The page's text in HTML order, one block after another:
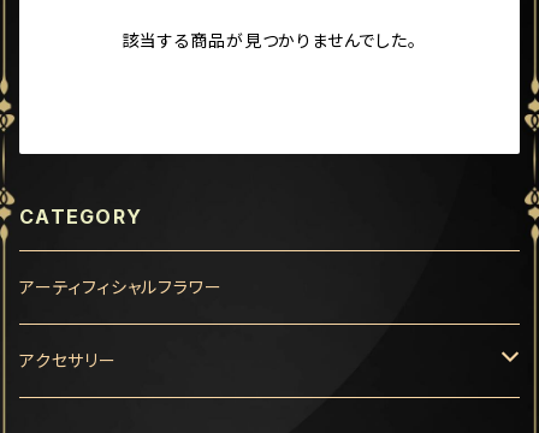
該当する商品が見つかりませんでした。
CATEGORY
アーティフィシャルフラワー
アクセサリー